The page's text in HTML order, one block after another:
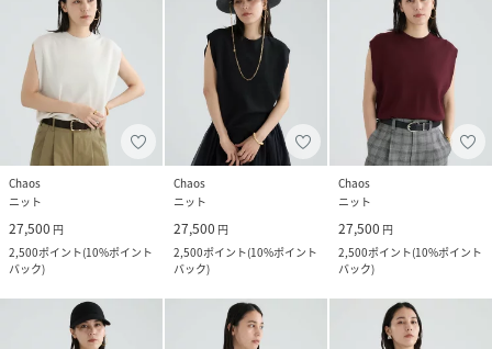
Chaos
ニット
27,500 円
2,500ポイント(10%ポイント
バック)
Chaos
ニット
27,500 円
2,500ポイント(10%ポイント
バック)
Chaos
ニット
27,500 円
2,500ポイント(10%ポイント
バック)